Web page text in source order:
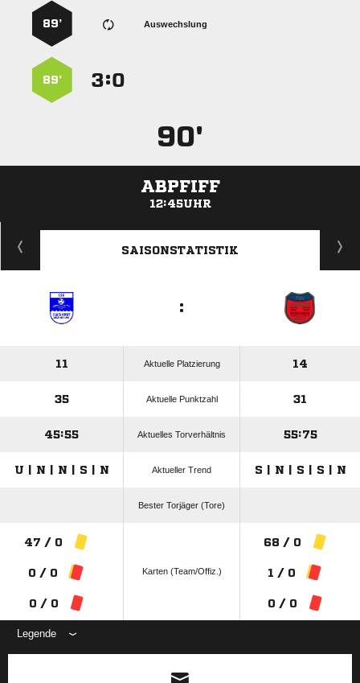
Auswechslung
89’
:
89’
90'
ABPFIFF
12:45UHR
ANZEIGE
SAISONSTATISTIK
:
11 Aktuelle Platzierung 14
35 Aktuelle Punktzahl 31
45:55 Aktuelles Torverhältnis 55:75
U | N | N | S | N Aktueller Trend S | N | S | S | N
Bester Torjäger (Tore)
47 / 0
0 / 0
0 / 0
Karten (Team/Offiz.)
68 / 0
1 / 0
0 / 0
Legende
ANZEIGE